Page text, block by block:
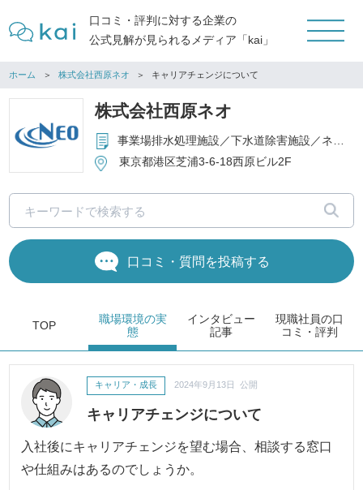
口コミ・評判に対する企業の
公式見解が見られるメディア「kai」
ホーム 株式会社西原ネオ キャリアチェンジについて
株式会社西原ネオ
事業場排水処理施設／下水道除害施設／ネオ浄化槽／小規模汚水処理装置／ 農業・漁業集落排水処理施設／関連機器等を含む設計・製造・販売・施工・維持管理／ プラントエンジニアリング全般
東京都港区芝浦3-6-18西原ビル2F
口コミ・質問を投稿する
TOP
職場環境の実
態
インタビュー
記事
現職社員の口
コミ・評判
キャリアチェンジについて
キャリア・成長 2024年9月13日 公開
入社後にキャリアチェンジを望む場合、相談する窓口
や仕組みはあるのでしょうか。